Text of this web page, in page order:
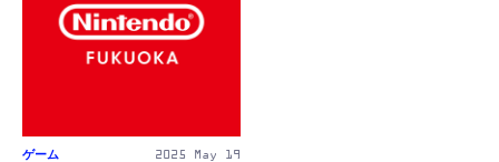
ゲーム 2025 May 19